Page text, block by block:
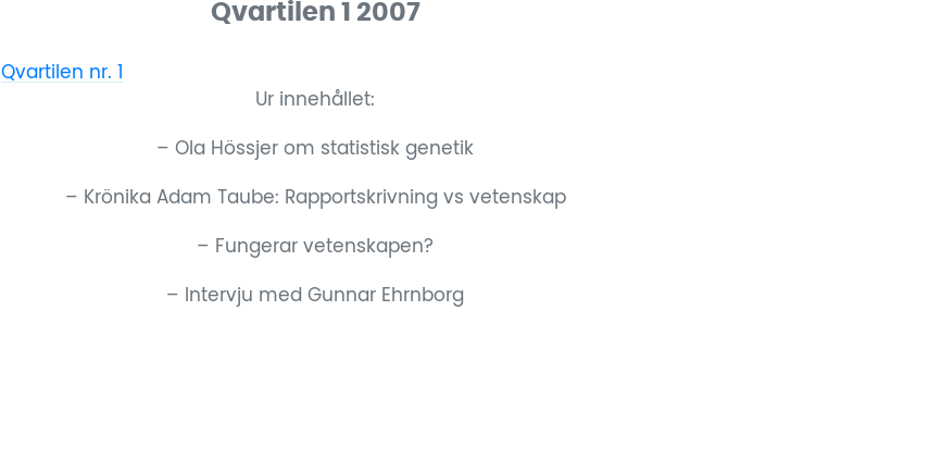
Qvartilen 1 2007
Qvartilen nr. 1
Ur innehållet:
– Ola Hössjer om statistisk genetik
– Krönika Adam Taube: Rapportskrivning vs vetenskap
– Fungerar vetenskapen?
– Intervju med Gunnar Ehrnborg